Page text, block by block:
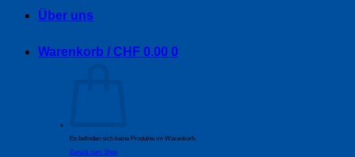
Über uns
Warenkorb / CHF 0.00 0
Es befinden sich keine Produkte im Warenkorb.
Zurück zum Shop